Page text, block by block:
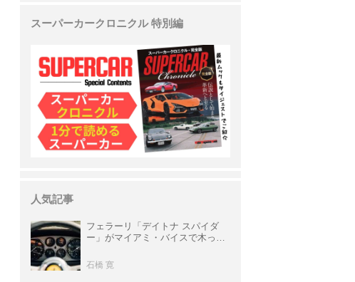
スーパーカークロニクル 特別編
人気記事
フェラーリ「デイトナ スパイダ
ー」がマイアミ・バイスで木っ端
サ」に化けた理由
石橋 寛